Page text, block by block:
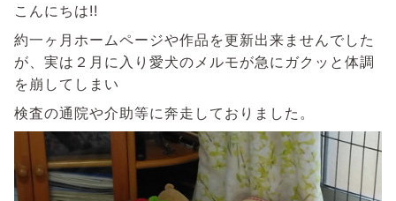
こんにちは!!
約一ヶ月ホームページや作品を更新出来ませんでした
が、実は２月に入り愛犬のメルモが急にガクッと体調
を崩してしまい
検査の通院や介助等に奔走しておりました。